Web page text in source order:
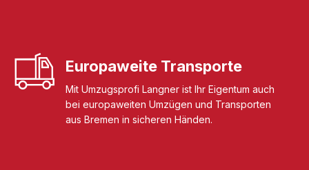
Europaweite Transporte
Mit Umzugsprofi Langner ist Ihr Eigentum auch
bei europaweiten Umzügen und Transporten
aus Bremen in sicheren Händen.